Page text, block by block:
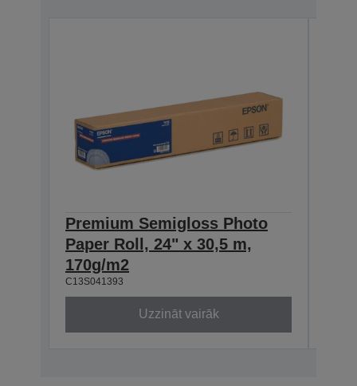
Premium Semigloss Photo
Paper Roll, 24" x 30,5 m,
170g/m2
C13S041393
Uzzināt vairāk